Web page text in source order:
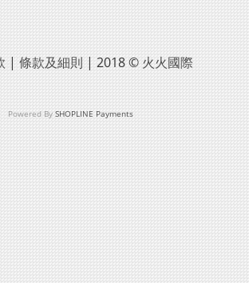
| 條款及細則 | 2018 © 火火國際
Powered By SHOPLINE Payments